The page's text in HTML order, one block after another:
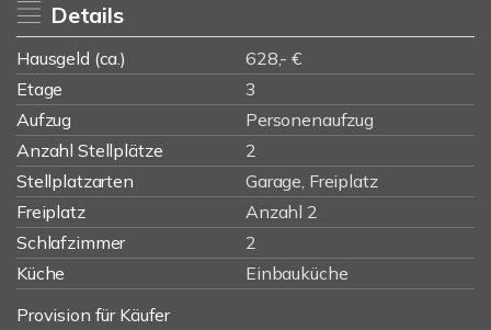
Details
Hausgeld (ca.)
628,- €
Etage
3
Aufzug
Personenaufzug
Anzahl Stellplätze
2
Stellplatzarten
Garage, Freiplatz
Freiplatz
Anzahl 2
Schlafzimmer
2
Küche
Einbauküche
Provision für Käufer